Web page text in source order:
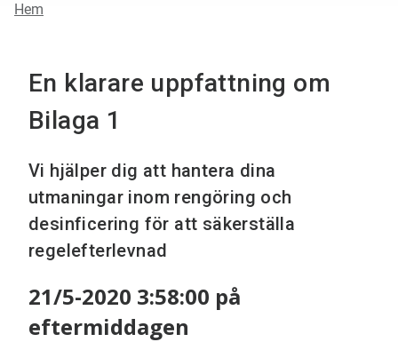
Hem
En klarare uppfattning om
Bilaga 1
Vi hjälper dig att hantera dina
utmaningar inom rengöring och
desinficering för att säkerställa
regelefterlevnad
21/5-2020 3:58:00 på
eftermiddagen